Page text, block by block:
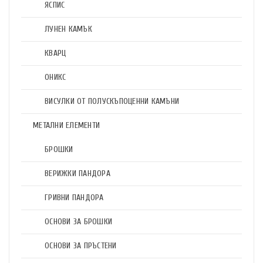
ЯСПИС
ЛУНЕН КАМЪК
КВАРЦ
ОНИКС
ВИСУЛКИ ОТ ПОЛУСКЪПОЦЕННИ КАМЪНИ
МЕТАЛНИ ЕЛЕМЕНТИ
БРОШКИ
ВЕРИЖКИ ПАНДОРА
ГРИВНИ ПАНДОРА
ОСНОВИ ЗА БРОШКИ
ОСНОВИ ЗА ПРЪСТЕНИ